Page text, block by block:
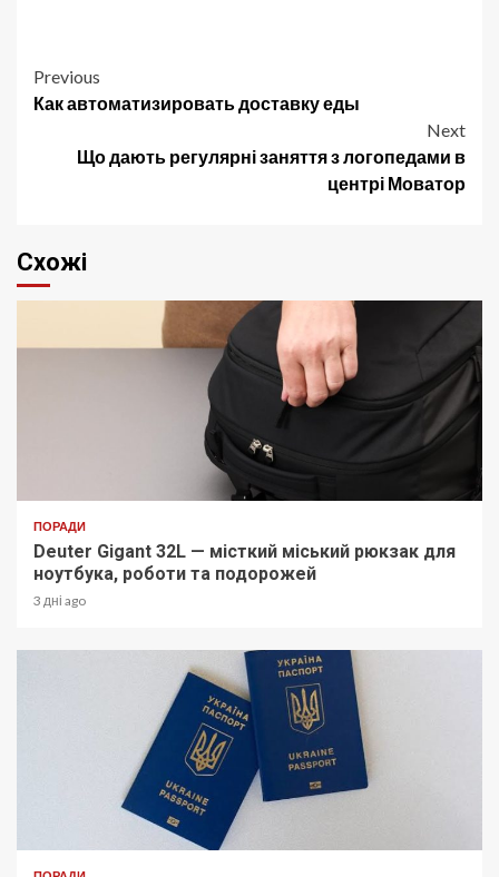
Post
navigation
Previous
Как автоматизировать доставку еды
Next
Що дають регулярні заняття з логопедами в
центрі Моватор
Схожі
ПОРАДИ
Deuter Gigant 32L — місткий міський рюкзак для
ноутбука, роботи та подорожей
3 дні ago